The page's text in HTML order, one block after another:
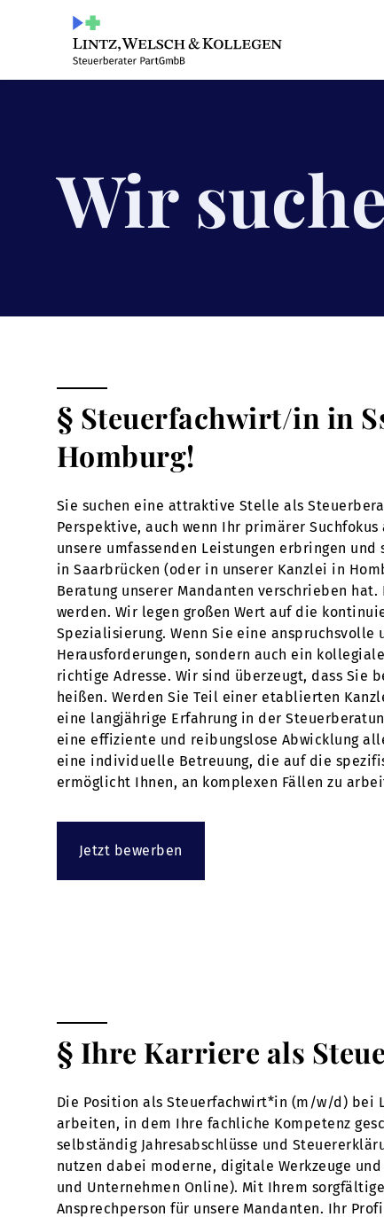
Wir
§ Steuerfachwirt/in in
Homburg!
Sie suchen eine attraktive Stelle als
Perspektive, auch wenn Ihr primärer
unsere umfassenden Leistungen erbringen
in Saarbrücken (oder in unserer Kanzlei in
Beratung unserer Mandanten verschrieben
werden. Wir legen großen Wert auf die
Spezialisierung. Wenn Sie eine
Herausforderungen, sondern auch ein
richtige Adresse. Wir sind überzeugt, dass Sie
heißen. Werden Sie Teil einer etablierten
eine langjährige Erfahrung in der
eine effiziente und reibungslose Abwicklung
eine individuelle Betreuung, die auf die
ermöglicht Ihnen, an komplexen Fällen zu
Jetzt bewerben
§ Ihre Karriere als
Die Position als Steuerfachwirt*in (m/w/d) bei
arbeiten, in dem Ihre fachliche Kompetenz
selbständig Jahresabschlüsse und
nutzen dabei moderne, digitale Werkzeuge
und Unternehmen Online). Mit Ihrem
Ansprechperson für unsere Mandanten. Ihr